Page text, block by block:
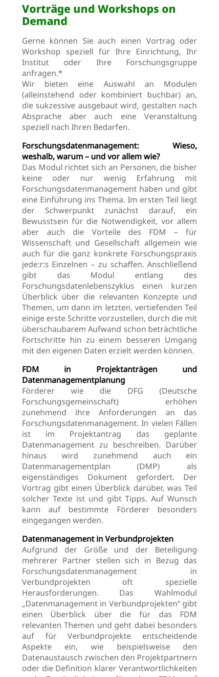
Vorträge und Workshops on
Demand
Gerne können Sie auch einen Vortrag oder
Workshop speziell für Ihre Einrichtung, Ihr
Institut oder Ihre Forschungsgruppe
anfragen.*
Wir bieten eine Auswahl an Modulen
(alleinstehend oder kombiniert buchbar) an,
die sukzessive ausgebaut wird, gestalten nach
Absprache aber auch eine Veranstaltung
speziell nach Ihren Bedarfen.
Forschungsdatenmanagement: Wieso,
weshalb, warum – und vor allem wie?
Das Modul richtet sich an Personen, die bisher
keine oder nur wenig Erfahrung mit
Forschungsdatenmanagement haben und gibt
eine Einführung ins Thema. Im ersten Teil liegt
der Schwerpunkt zunächst darauf, ein
Bewusstsein für die Notwendigkeit, vor allem
aber auch die Vorteile des FDM – für
Wissenschaft und Gesellschaft allgemein wie
auch für die ganz konkrete Forschungspraxis
jede:r:s Einzelnen – zu schaffen. Anschließend
gibt das Modul entlang des
Forschungsdatenlebenszyklus einen kurzen
Überblick über die relevanten Konzepte und
Themen, um dann im letzten, vertiefenden Teil
einige erste Schritte vorzustellen, durch die mit
überschaubarem Aufwand schon beträchtliche
Fortschritte hin zu einem besseren Umgang
mit den eigenen Daten erzielt werden können.
FDM in Projektanträgen und
Datenmanagementplanung
Förderer wie die DFG (Deutsche
Forschungsgemeinschaft) erhöhen
zunehmend ihre Anforderungen an das
Forschungsdatenmanagement. In vielen Fällen
ist im Projektantrag das geplante
Datenmanagement zu beschreiben. Darüber
hinaus wird zunehmend auch ein
Datenmanagementplan (DMP) als
eigenständiges Dokument gefordert. Der
Vortrag gibt einen Überblick darüber, was Teil
solcher Texte ist und gibt Tipps. Auf Wunsch
kann auf bestimmte Förderer besonders
eingegangen werden.
Datenmanagement in Verbundprojekten
Aufgrund der Größe und der Beteiligung
mehrerer Partner stellen sich in Bezug das
Forschungsdatenmanagement in
Verbundprojekten oft spezielle
Herausforderungen. Das Wahlmodul
„Datenmanagement in Verbundprojekten“ gibt
einen Überblick über die für das FDM
relevanten Themen und geht dabei besonders
auf für Verbundprojekte entscheidende
Aspekte ein, wie beispielsweise den
Datenaustausch zwischen den Projektpartnern
oder die Definition klarer Verantwortlichkeiten